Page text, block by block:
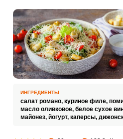
ИНГРЕДИЕНТЫ
салат романо, куриное филе,
масло оливковое, белое сухое
майонез, йогурт, каперсы,